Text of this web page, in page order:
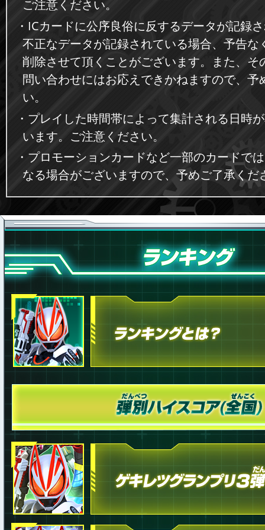
ご注意ください。
・ICカードに公序良俗に反するデータが記録
不正なデータが記録されている場合、予告な
削除させて頂くことがございます。また、そ
問い合わせにはお応えできかねますので、予
い。
・プレイした時間帯によって集計される日時
います。ご注意ください。
・プロモーションカードなど一部のカードで
なる場合がございますので、予めご了承くだ